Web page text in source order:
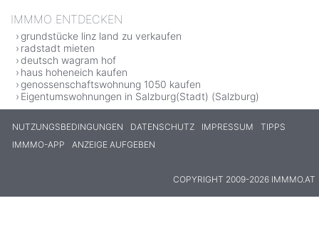
IMMMO ENTDECKEN
grundstücke linz land zu verkaufen
radstadt mieten
deutsch wagram hof
haus hoheneich kaufen
genossenschaftswohnung 1050 kaufen
Eigentumswohnungen in Salzburg(Stadt) (Salzburg)
NUTZUNGSBEDINGUNGEN DATENSCHUTZ IMPRESSUM
TIPPS
IMMMO-APP
ANZEIGE AUFGEBEN
COPYRIGHT 2009-2026 IMMMO.AT